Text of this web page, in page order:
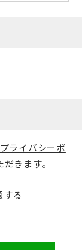
プライバシーポ
きます。
る